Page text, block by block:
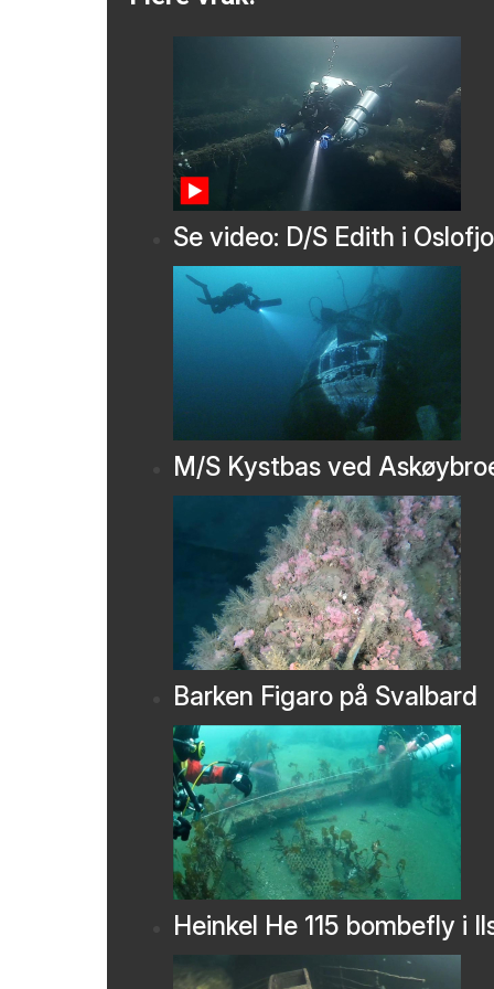
Se video: D/S Edith i
M/S Kystbas ved
Barken Figaro på Svalbard
Heinkel He 115 bombefly i